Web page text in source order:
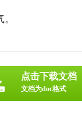
点击下载文档
文档为doc格式